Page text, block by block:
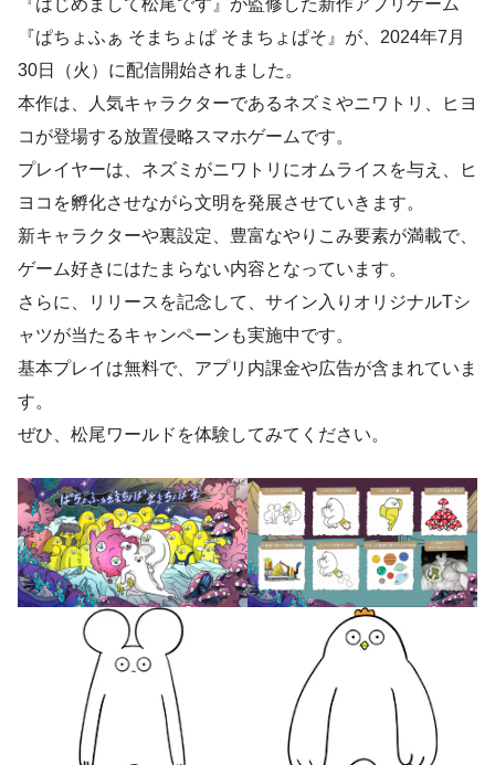
『はじめまして松尾です』が監修した新作アプリゲーム
『ぱちょふぁ そまちょぱ そまちょぱそ』が、2024年7月
30日（火）に配信開始されました。
本作は、人気キャラクターであるネズミやニワトリ、ヒヨ
コが登場する放置侵略スマホゲームです。
プレイヤーは、ネズミがニワトリにオムライスを与え、ヒ
ヨコを孵化させながら文明を発展させていきます。
新キャラクターや裏設定、豊富なやりこみ要素が満載で、
ゲーム好きにはたまらない内容となっています。
さらに、リリースを記念して、サイン入りオリジナルTシ
ャツが当たるキャンペーンも実施中です。
基本プレイは無料で、アプリ内課金や広告が含まれていま
す。
ぜひ、松尾ワールドを体験してみてください。